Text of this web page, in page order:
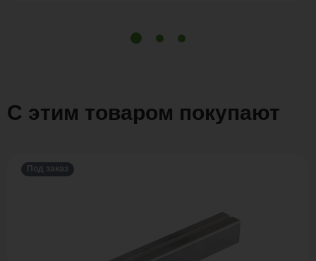
С этим товаром покупают
Под заказ